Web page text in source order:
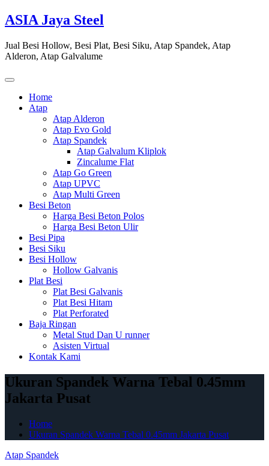
Skip
to
ASIA Jaya Steel
Jual Besi Hollow, Besi Plat, Besi Siku, Atap Spandek, Atap
Alderon, Atap Galvalume
Home
Atap
Atap Alderon
Atap Evo Gold
Atap Spandek
Atap Galvalum Kliplok
Zincalume Flat
Atap Go Green
Atap UPVC
Atap Multi Green
Besi Beton
Harga Besi Beton Polos
Harga Besi Beton Ulir
Besi Pipa
Besi Siku
Besi Hollow
Hollow Galvanis
Plat Besi
Plat Besi Galvanis
Plat Besi Hitam
Plat Perforated
Baja Ringan
Metal Stud Dan U runner
Asisten Virtual
Kontak Kami
Ukuran Spandek Warna Tebal 0.45mm
Jakarta Pusat
Home
Ukuran Spandek Warna Tebal 0.45mm Jakarta Pusat
Atap Spandek